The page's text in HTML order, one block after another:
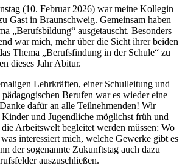
(10. Februar 2026) war meine Kollegin
Gast in Braunschweig. Gemeinsam haben
„Berufsbildung“ ausgetauscht. Besonders
war mich, mehr über die Sicht ihrer beiden
Thema „Berufsfindung in der Schule“ zu
dieses Jahr Abitur.
Lehrkräften, einer Schulleitung und
Berufen war es wieder eine
dafür an alle Teilnehmenden! Wir
Kinder und Jugendliche möglichst früh und
Arbeitswelt begleitet werden müssen: Wo
interessiert mich, welche Gewerke gibt es
der sogenannte Zukunftstag auch dazu
auszuschließen.